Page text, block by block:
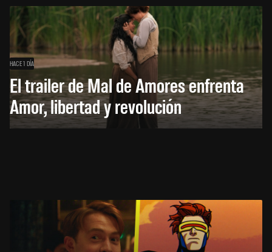
HACE 1 DÍA
El trailer de Mal de Amores enfrenta
Amor, libertad y revolución